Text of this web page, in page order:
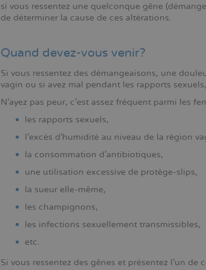
si vous ressentez une quelconque gêne
de déterminer la cause de ces altérations.
Quand devez-vous venir?
Si vous ressentez des démangeaisons, une
vagin ou si avez mal pendant les rapports
N'ayez pas peur, c'est assez fréquent parmi les
les rapports sexuels,
l'excès d'humidité au niveau de la région
la consommation d'antibiotiques,
une utilisation excessive de protège-slips,
la sueur elle-même,
les champignons,
les infections sexuellement transmissibles,
etc.
Si vous ressentez des gênes et présentez l'un